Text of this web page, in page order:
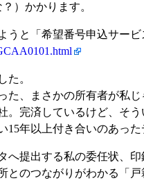
）かかります。
うと「希望番号申込サービ
た。
、まさかの所有者が私じ
。完済しているけど、そ
15年以上付き合いのあっ
へ提出する私の委任状、
とのつながりがわかる「戸